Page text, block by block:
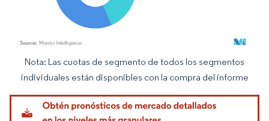
Imagen © Mordor Intelligence. El uso requiere atribución según CC BY 4.0.
Nota: Las cuotas de segmento de todos los segmentos
individuales están disponibles con la compra del informe